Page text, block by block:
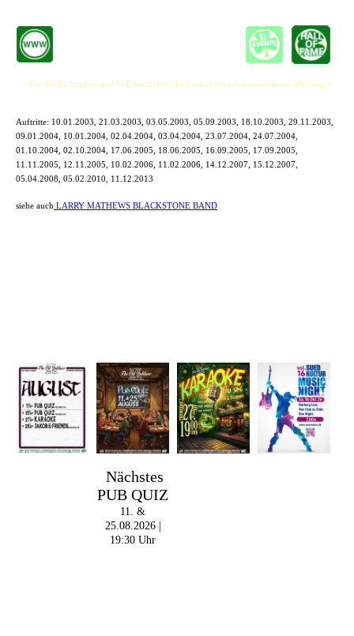
+ Für die Richtigkeit und Vollständigkeit der Links übernehmen wir keine Haftung +
Auftritte: 10.01.2003, 21.03.2003, 03.05.2003, 05.09.2003, 18.10.2003, 29.11.2003,
09.01.2004, 10.01.2004, 02.04.2004, 03.04.2004, 23.07.2004, 24.07.2004,
01.10.2004, 02.10.2004, 17.06.2005, 18.06.2005, 16.09.2005, 17.09.2005,
11.11.2005, 12.11.2005, 10.02.2006, 11.02.2006, 14.12.2007, 15.12.2007,
05.04.2008, 05.02.2010, 11.12.2013
siehe auch LARRY MATHEWS BLACKSTONE BAND
Nächstes
PUB QUIZ
11. &
25.08.2026 |
19:30 Uhr